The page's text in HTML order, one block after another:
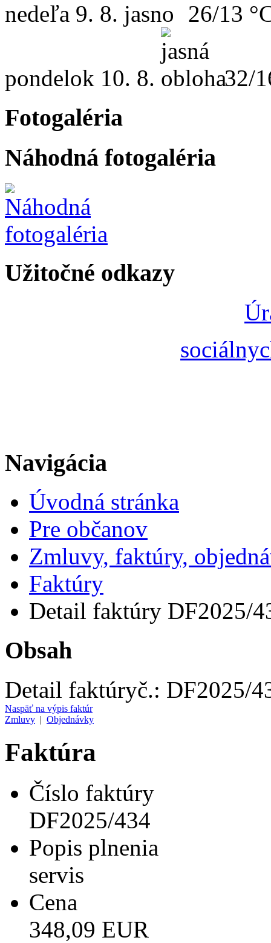
nedeľa 9. 8. 26/13
pondelok 10. 8. 32/
Fotogaléria
Náhodná fotogaléria
Užitočné odkazy
Navigácia
Úvodná stránka
Pre občanov
Zmluvy, faktúry,
Faktúry
Detail faktúry DF2025/
Obsah
Detail faktúryč.: DF2025/
Naspäť na výpis faktúr
Zmluvy | Objednávky
Faktúra
Číslo faktúry
DF2025/434
Popis plnenia
servis
Cena
348,09 EUR